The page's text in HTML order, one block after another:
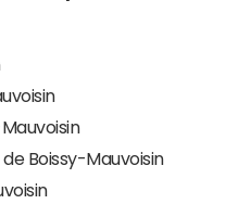
Boissy-Mauvoisin